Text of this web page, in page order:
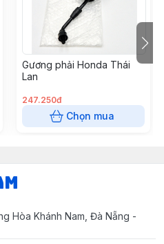
Gương phải Honda Thái
Lan
247.250đ
Chọn mua
Hòa Khánh Nam, Đà Nẵng -